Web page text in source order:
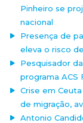
Pinheiro se
nacional
Presença de
eleva o risco
Pesquisador
programa ACS
Crise em
de migração,
Antonio